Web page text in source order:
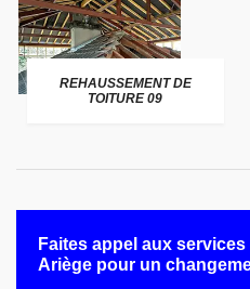
REHAUSSEMENT DE
TOITURE 09
Faites appel aux
Ariège pour un